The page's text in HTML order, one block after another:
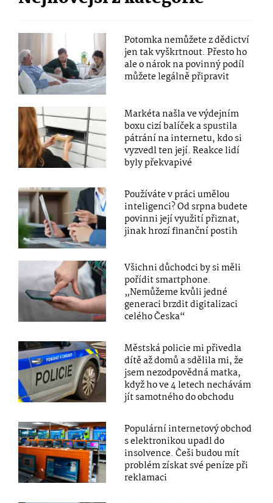
Potomka nemůžete z dědictví
jen tak vyškrtnout. Přesto ho
ale o nárok na povinný podíl
můžete legálně připravit
Markéta našla ve výdejním
boxu cizí balíček a spustila
pátrání na internetu, kdo si
vyzvedl ten její. Reakce lidí
byly překvapivé
Používáte v práci umělou
inteligenci? Od srpna budete
povinni její využití přiznat,
jinak hrozí finanční postih
Všichni důchodci by si měli
pořídit smartphone.
„Nemůžeme kvůli jedné
generaci brzdit digitalizaci
celého Česka“
Městská policie mi přivedla
dítě až domů a sdělila mi, že
jsem nezodpovědná matka,
když ho ve 4 letech nechávám
jít samotného do obchodu
Populární internetový obchod
s elektronikou upadl do
insolvence. Češi budou mít
problém získat své peníze při
reklamaci